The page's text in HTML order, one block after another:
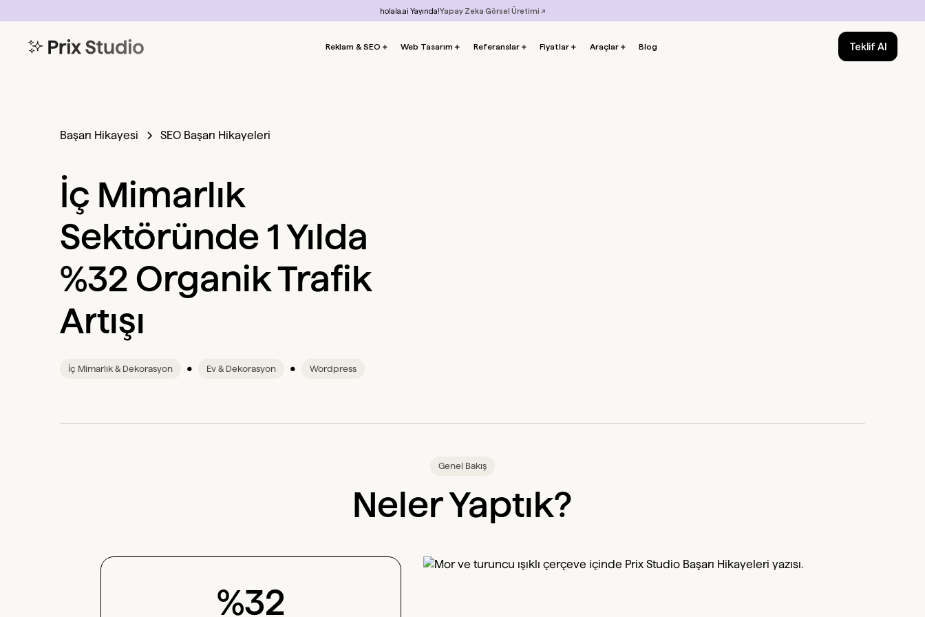
holala.ai Yayında!Yapay Zeka Görsel Üretimi ↗
Reklam & SEO ＋ Web Tasarım ＋ Referanslar＋ Fiyatlar ＋ Araçlar＋ Blog Teklif Al
Başarı Hikayesi SEO Başarı Hikayeleri
İç Mimarlık
Sektöründe 1 Yılda
%32 Organik Trafik
Artışı
İç Mimarlık & Dekorasyon • Ev & Dekorasyon • Wordpress
Genel Bakış
Neler Yaptık?
%32